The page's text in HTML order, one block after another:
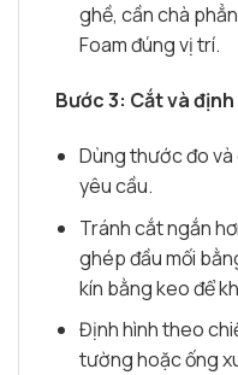
ghề, cần chà
Foam đúng vị trí.
Bước 3: Cắt và
Dùng thước đo và
yêu cầu.
Tránh cắt ngắn
ghép đầu mối
kín bằng keo để
Định hình theo
tường hoặc ống